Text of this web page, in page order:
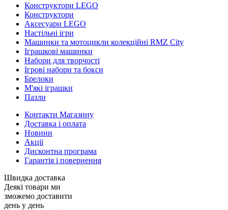
Конструктори LEGO
Конструктори
Аксесуари LEGO
Настільні ігри
Машинки та мотоцикли колекційні RMZ City
Іграшкові машинки
Набори для творчості
Ігрові набори та бокси
Брелоки
М'які іграшки
Пазли
Контакти Магазину
Доставка і оплата
Новини
Акції
Дисконтна програма
Гарантія і повернення
Швидка доставка
Деякі товари ми
зможемо доставити
день у день